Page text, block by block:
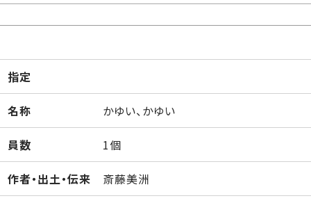
指定
名称 かゆい、かゆい
員数 1個
作者・出土・伝来 斎藤美洲